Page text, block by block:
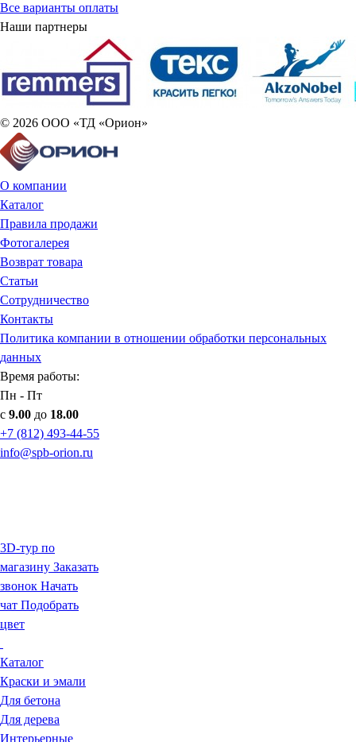
Все варианты оплаты
Наши партнеры
© 2026 ООО «ТД «Орион»
О компании
Каталог
Правила продажи
Фотогалерея
Возврат товара
Статьи
Сотрудничество
Контакты
Политика компании в отношении обработки персональных
данных
Время работы:
Пн - Пт
с 9.00 до 18.00
+7 (812) 493-44-55
info@spb-orion.ru
3D-тур по
магазину Заказать
звонок Начать
чат Подобрать
цвет
Каталог
Краски и эмали
Для бетона
Для дерева
Интерьерные